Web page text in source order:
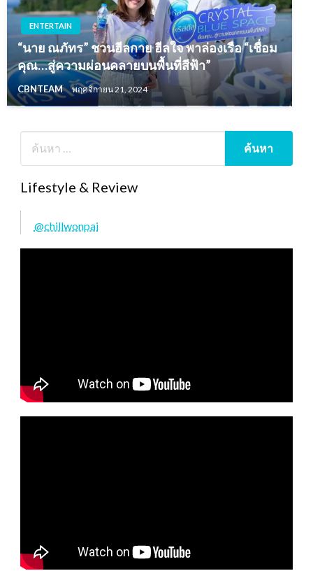
ENTERTAIN
“นาย ณภัทร” ชวนฮีลกาย ฮีลใจ พาล่องเรือ “เชื่อม
คุณ…สู่ความผ่อนคลายบนพื้นที่สีฟ้า”
CBNTEAM พฤศจิกายน 21, 2024
Lifestyle & Review
@chillwonpai